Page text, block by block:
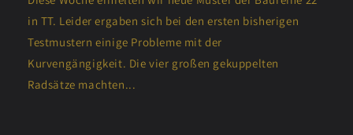
in TT. Leider ergaben sich bei den ersten bisherigen
Testmustern einige Probleme mit der
Kurvengängigkeit. Die vier großen gekuppelten
Radsätze machten...